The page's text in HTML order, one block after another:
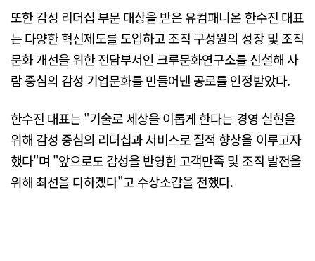
또한 감성 리더십 부문 대상을 받은 유컴패니온 한수진 대표
는 다양한 혁신제도를 도입하고 조직 구성원의 성장 및 조직
문화 개선을 위한 전담부서인 크루문화연구소를 신설해 사
람 중심의 감성 기업문화를 만들어낸 공로를 인정받았다.
한수진 대표는 "기술로 세상을 이롭게 한다는 경영 실현을
위해 감성 중심의 리더십과 서비스로 질적 향상을 이루고자
했다"며 "앞으로도 감성을 반영한 고객만족 및 조직 발전을
위해 최선을 다하겠다"고 수상소감을 전했다.